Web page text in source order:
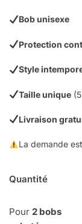
Bob unisexe
Protection
Style
Taille unique
Livraison
La demande
Quantité
Pour 2 bobs